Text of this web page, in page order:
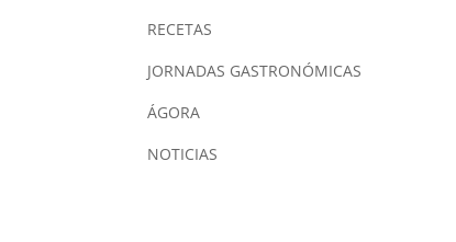
RECETAS
JORNADAS GASTRONÓMICAS
ÁGORA
NOTICIAS